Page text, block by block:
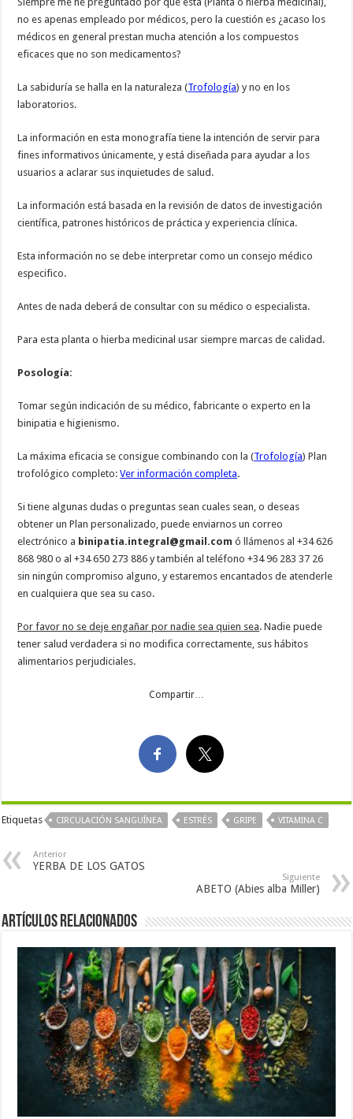
no es apenas empleado por médicos, pero la cuestión es ¿acaso los
médicos en general prestan mucha atención a los compuestos
eficaces que no son medicamentos?
La sabiduría se halla en la naturaleza (Trofología) y no en los
laboratorios.
La información en esta monografía tiene la intención de servir para
fines informativos únicamente, y está diseñada para ayudar a los
usuarios a aclarar sus inquietudes de salud.
La información está basada en la revisión de datos de investigación
científica, patrones históricos de práctica y experiencia clínica.
Esta información no se debe interpretar como un consejo médico
especifico.
Antes de nada deberá de consultar con su médico o especialista.
Para esta planta o hierba medicinal usar siempre marcas de calidad.
Posología:
Tomar según indicación de su médico, fabricante o experto en la
binipatia e higienismo.
La máxima eficacia se consigue combinando con la (Trofología) Plan
trofológico completo:Ver información completa.
Si tiene algunas dudas o preguntas sean cuales sean, o deseas
obtener un Plan personalizado, puede enviarnos un correo
electrónico a binipatia.integral@gmail.com ó llámenos al +34 626
868 980 o al +34 650 273 886 y también al teléfono +34 96 283 37 26
sin ningún compromiso alguno, y estaremos encantados de atenderle
en cualquiera que sea su caso.
Por favor no se deje engañar por nadie sea quien sea. Nadie puede
tener salud verdadera si no modifica correctamente, sus hábitos
alimentarios perjudiciales.
Compartir…
Etiquetas CIRCULACIÓN SANGUÍNEA ESTRÉS GRIPE VITAMINA C
Anterior
YERBA DE LOS GATOS
Siguiente
ABETO (Abies alba Miller)
Artículos Relacionados